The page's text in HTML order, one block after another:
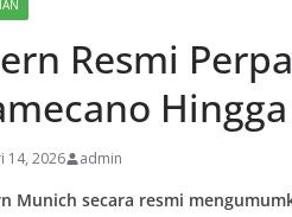
Resmi
14, 2026 admin
Munich secara resmi